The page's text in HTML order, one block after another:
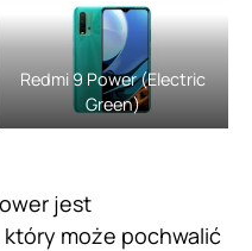
Redmi 9 Power (Electric
Green)
jest
może pochwalić